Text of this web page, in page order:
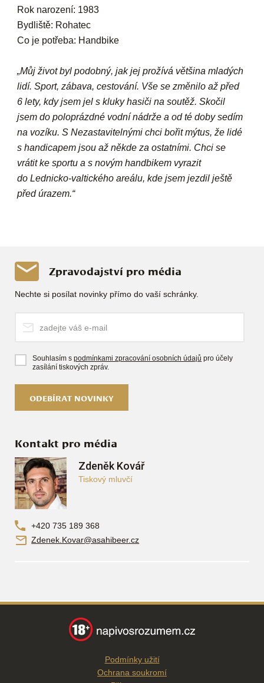
Rok narození: 1983
Bydliště: Rohatec
Co je potřeba: Handbike
„Můj život byl podobný, jak jej prožívá většina mladých
lidí. Sport, zábava, cestování. Vše se změnilo až před
6 lety, kdy jsem jel s kluky hasiči na soutěž. Skočil
jsem do poloprázdné vodní nádrže a od té doby sedím
na vozíku. S Nezastavitelnými chci bořit mýtus, že lidé
s handicapem jsou až někde za ostatními. Chci se
vrátit ke sportu a s novým handbikem vyrazit
do Lednicko-valtického areálu, kde jsem jezdil ještě
před úrazem.“
Zpravodajství pro média
Nechte si posílat novinky přímo do vaší schránky.
Souhlasím spodmínkami zpracování osobních údajů pro účely
zasílání tiskových zpráv.
ODEBÍRAT NOVINKY
Kontakt pro média
Zdeněk Kovář
Tiskový mluvčí
+420 735 189 368
Zdenek.Kovar@asahibeer.cz
Podmínky užití
Ochrana soukromí